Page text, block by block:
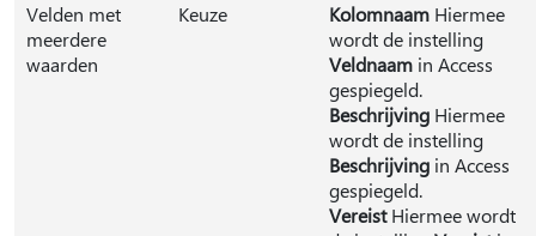
Velden met
meerdere
waarden
Keuze Kolomnaam Hiermee
wordt de instelling
Veldnaam in Access
gespiegeld.
Beschrijving Hiermee
wordt de instelling
Beschrijving in Access
gespiegeld.
VereistHiermee wordt